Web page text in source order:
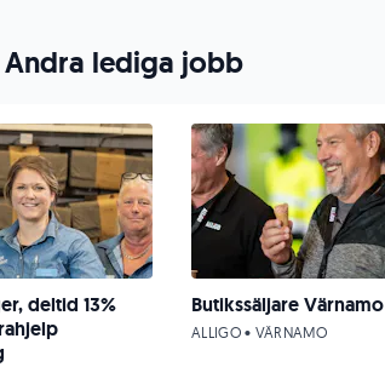
Andra lediga jobb
deltid 13%
Butikssäljare Värnamo
ALLIGO • VÄRNAMO